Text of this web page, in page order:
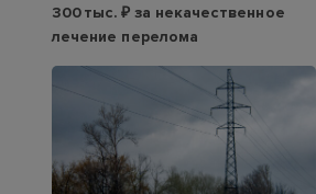
300 тыс. ₽ за некачественное
лечение перелома